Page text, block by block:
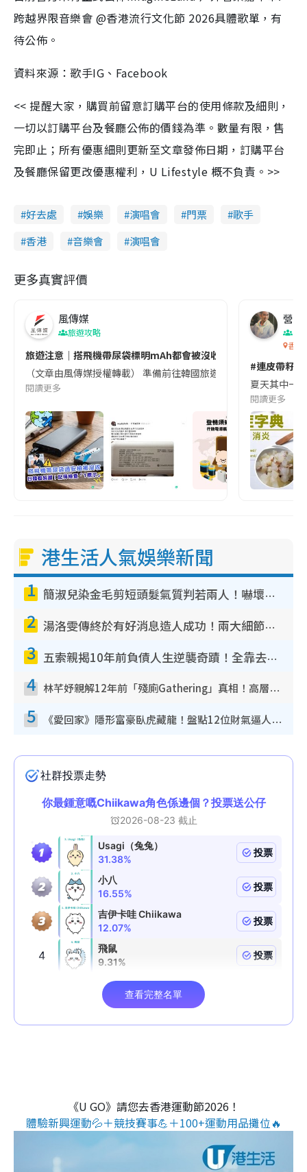
跨越界限音樂會 @香港流行文化節 2026具體歌單，有
待公佈。
資料來源：歌手IG、Facebook
<< 提醒大家，購買前留意訂購平台的使用條款及細則，
一切以訂購平台及餐廳公佈的價錢為準。數量有限，售
完即止；所有優惠細則更新至文章發佈日期，訂購平台
及餐廳保留更改優惠權利，U Lifestyle 概不負責。>>
好去處 娛樂 演唱會 門票
歌手
香港
音樂會 演唱會
更多真實評價
風傳媒
旅遊攻略
旅遊注意｜搭飛機帶尿袋標明mAh都會被沒收😱出發前切記檢查
（文章由風傳媒授權轉載） 準備前往韓國旅遊的民眾，近期要
閱讀更多
營養
香港
#連皮帶籽
夏天其中一
閱讀更多
港生活人氣娛樂新聞
1 簡淑兒染金毛剪短頭髮氣質判若兩人！嚇壞老公麥大力都認唔出：「你做咩事？」
2 湯洛雯傳終於有好消息造人成功！兩大細節曝孕味極濃惹猜測：大肚婆先會咁！
3 五索親揭10年前負債人生逆襲奇蹟！全靠去一地方轉運後即遇上馬先生
4 林芊妤親解12年前「殘廁Gathering」真相！高層解約一句話重創尊嚴至今拒返TVB
5 《愛回家》隱形富豪臥虎藏龍！盤點12位財氣逼人的有錢藝人：呢位靚女3億身家唔憂做
《U GO》請您去香港運動節2026！
體驗新興運動💦＋競技賽事💪＋100+運動用品攤位🔥